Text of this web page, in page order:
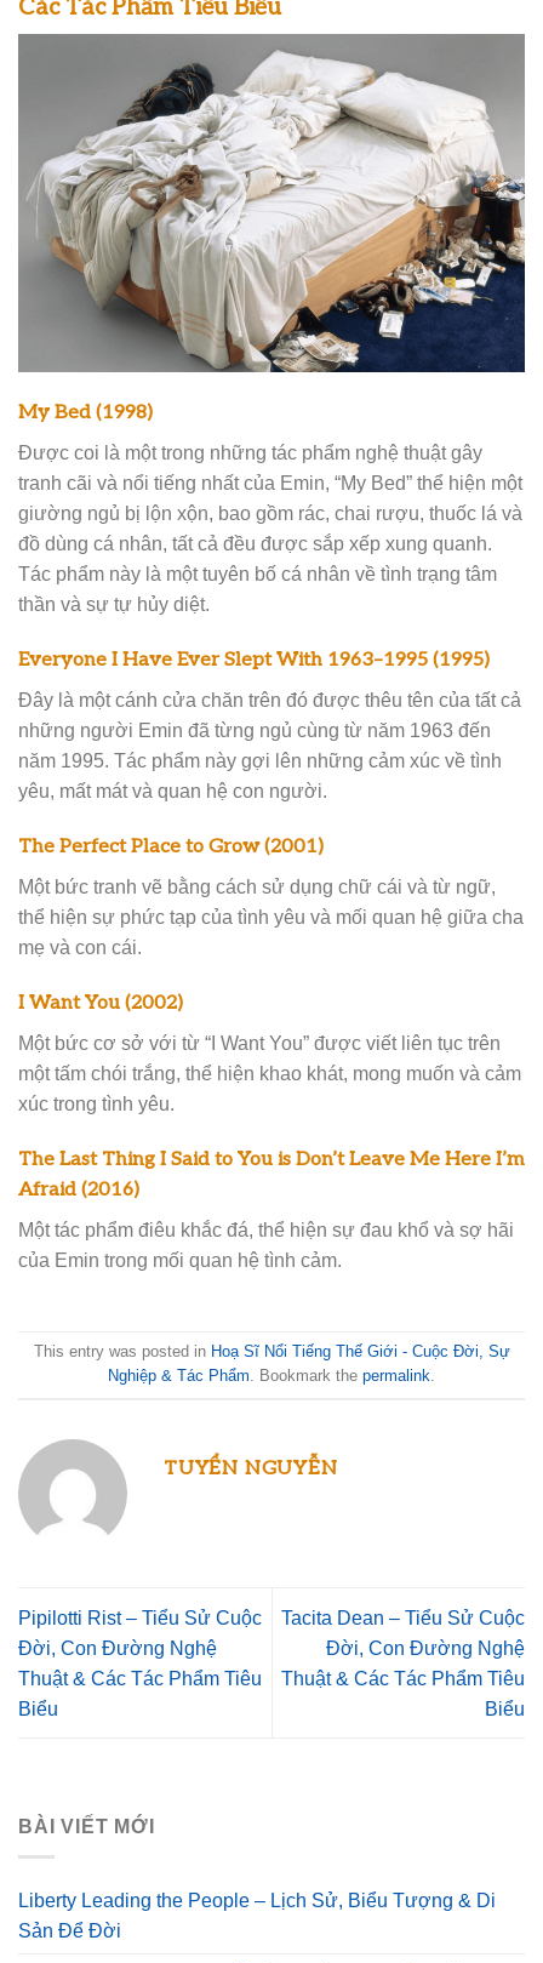
Các Tác Phẩm Tiêu Biểu
My Bed (1998)
Được coi là một trong những tác phẩm nghệ thuật gây
tranh cãi và nổi tiếng nhất của Emin, “My Bed” thể hiện một
giường ngủ bị lộn xộn, bao gồm rác, chai rượu, thuốc lá và
đồ dùng cá nhân, tất cả đều được sắp xếp xung quanh.
Tác phẩm này là một tuyên bố cá nhân về tình trạng tâm
thần và sự tự hủy diệt.
Everyone I Have Ever Slept With 1963–1995 (1995)
Đây là một cánh cửa chăn trên đó được thêu tên của tất cả
những người Emin đã từng ngủ cùng từ năm 1963 đến
năm 1995. Tác phẩm này gợi lên những cảm xúc về tình
yêu, mất mát và quan hệ con người.
The Perfect Place to Grow (2001)
Một bức tranh vẽ bằng cách sử dụng chữ cái và từ ngữ,
thể hiện sự phức tạp của tình yêu và mối quan hệ giữa cha
mẹ và con cái.
I Want You (2002)
Một bức cơ sở với từ “I Want You” được viết liên tục trên
một tấm chói trắng, thể hiện khao khát, mong muốn và cảm
xúc trong tình yêu.
The Last Thing I Said to You is Don’t Leave Me Here I’m
Afraid (2016)
Một tác phẩm điêu khắc đá, thể hiện sự đau khổ và sợ hãi
của Emin trong mối quan hệ tình cảm.
This entry was posted in Hoạ Sĩ Nổi Tiếng Thế Giới - Cuộc Đời, Sự
Nghiệp & Tác Phẩm. Bookmark the permalink.
TUYỂN NGUYỄN
Pipilotti Rist – Tiểu Sử Cuộc
Đời, Con Đường Nghệ
Thuật & Các Tác Phẩm Tiêu
Biểu
Tacita Dean – Tiểu Sử Cuộc
Đời, Con Đường Nghệ
Thuật & Các Tác Phẩm Tiêu
Biểu
BÀI VIẾT MỚI
Liberty Leading the People – Lịch Sử, Biểu Tượng & Di
Sản Để Đời